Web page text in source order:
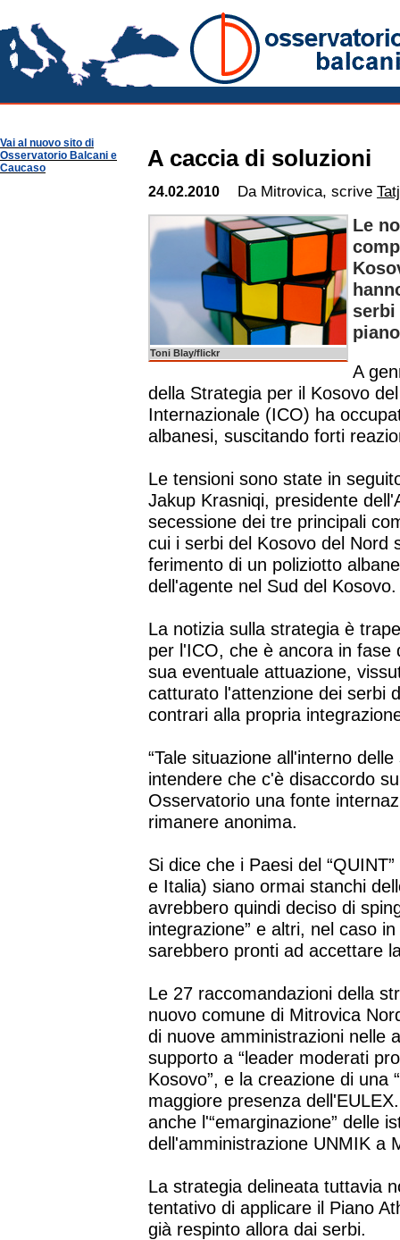
Vai al nuovo sito di
Osservatorio Balcani e
Caucaso
A caccia di soluzioni
24.02.2010 Da Mitrovica, scrive
Toni Blay/flickr
Le
A
della Strategia per il Kosovo
Internazionale (ICO) ha
albanesi, suscitando forti
Le tensioni sono state in
Jakup Krasniqi, presidente
secessione dei tre principali
cui i serbi del Kosovo del Nord
ferimento di un poliziotto
dell'agente nel Sud del Kosovo.
La notizia sulla strategia è
per l'ICO, che è ancora in fase
sua eventuale attuazione,
catturato l'attenzione dei serbi
contrari alla propria
“Tale situazione all'interno
intendere che c'è disaccordo
Osservatorio una fonte
rimanere anonima.
Si dice che i Paesi del
e Italia) siano ormai stanchi
avrebbero quindi deciso di
integrazione” e altri, nel caso
sarebbero pronti ad accettare
Le 27 raccomandazioni della
nuovo comune di Mitrovica
di nuove amministrazioni nelle
supporto a “leader moderati
Kosovo”, e la creazione di una
maggiore presenza
anche l'“emarginazione” delle
dell'amministrazione UNMIK a
La strategia delineata tuttavia
tentativo di applicare il Piano
già respinto allora dai serbi.